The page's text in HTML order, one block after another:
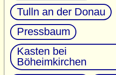
Tulln an der Donau
Pressbaum
Kasten bei
Böheimkirchen